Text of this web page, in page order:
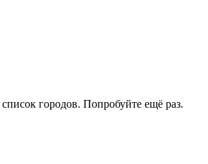
список городов. Попробуйте ещё раз.